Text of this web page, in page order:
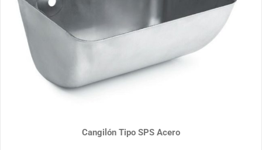
Cangilón Tipo SPS Acero